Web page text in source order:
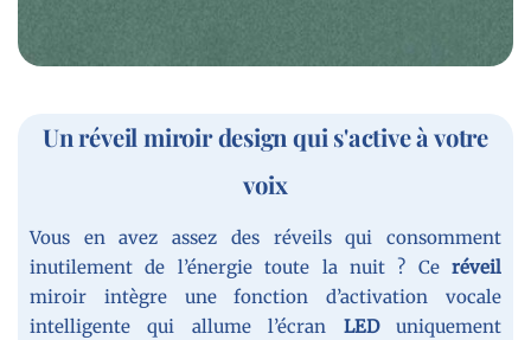
Un réveil miroir design qui s'active à votre
voix
Vous en avez assez des réveils qui consomment
inutilement de l’énergie toute la nuit ? Ce réveil
miroir intègre une fonction d’activation vocale
intelligente qui allume l’écran LEDuniquement